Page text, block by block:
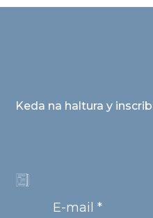
Keda na haltura y
E-mail *